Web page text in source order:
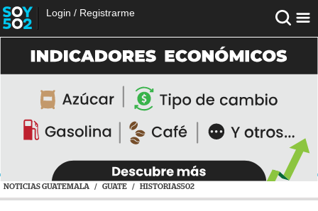
Login / Registrarme
NOTICIAS GUATEMALA / GUATE / HISTORIAS502